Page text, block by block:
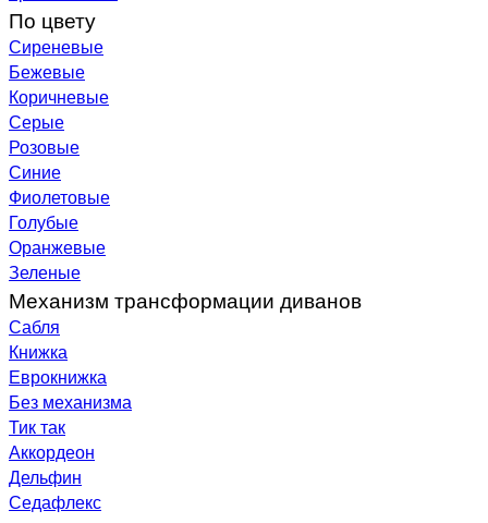
По цвету
Сиреневые
Бежевые
Коричневые
Серые
Розовые
Синие
Фиолетовые
Голубые
Оранжевые
Зеленые
Механизм трансформации диванов
Сабля
Книжка
Еврокнижка
Без механизма
Тик так
Аккордеон
Дельфин
Седафлекс